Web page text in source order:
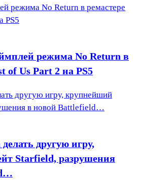
режима No Return в ремастере
PS5
режима No Return в
of Us Part 2 на PS5
другую игру, крупнейший
в новой Battlefield…
другую игру,
Starfield, разрушения